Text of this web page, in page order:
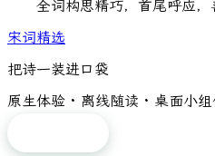
全词构思精巧，首尾呼应，
宋词精选
把诗一装进口袋
原生体验 · 离线随读 · 桌面小